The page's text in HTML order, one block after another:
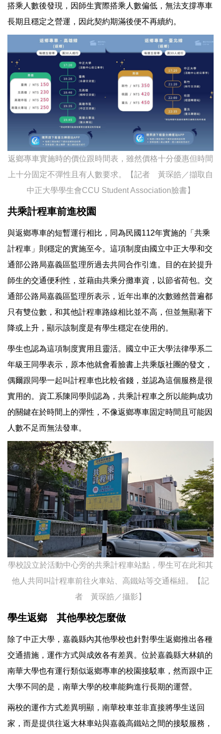
搭乘人數後發現，因師生實際搭乘人數偏低，無法支撐專車
長期且穩定之營運，因此契約期滿後便不再續約。
返鄉專車實施時的價位跟時間表，雖然價格十分優惠但時間
上十分固定不彈性且有人數要求。【記者 黃琛皓／擷取自
中正大學學生會CCU Student Association臉書】
共乘計程車前進校園
與返鄉專車的短暫運行相比，同為民國112年實施的「共乘
計程車」則穩定的實施至今。這項制度由國立中正大學和交
通部公路局嘉義區監理所過去共同合作引進。目的在於提升
師生的交通便利性，並藉由共乘分攤車資，以節省荷包。交
通部公路局嘉義區監理所表示，近年出車的次數雖然普遍都
只有雙位數，和其他計程車路線相比並不高，但並無顯著下
降或上升，顯示該制度是有學生穩定在使用的。
學生也認為這項制度實用且靈活。國立中正大學法律學系二
年級王同學表示，原本他就會看臉書上共乘版社團的發文，
偶爾跟同學一起叫計程車也比較省錢，並認為這個服務是很
實用的。資工系陳同學則認為，共乘計程車之所以能夠成功
的關鍵在於時間上的彈性，不像返鄉專車固定時間且可能因
人數不足而無法發車。
學校設立於活動中心旁的共乘計程車站點，學生可在此和其
他人共同叫計程車前往火車站、高鐵站等交通樞紐。【記
者 黃琛皓／攝影】
學生返鄉 其他學校怎麼做
除了中正大學，嘉義縣內其他學校也針對學生返鄉推出各種
交通措施，運作方式與成效各有差異。位於嘉義縣大林鎮的
南華大學也有運行類似返鄉專車的校園接駁車，然而跟中正
大學不同的是，南華大學的校車能夠進行長期的運營。
兩校的運作方式差異明顯，南華校車並非直接將學生送回
家，而是提供往返大林車站與嘉義高鐵站之間的接駁服務，